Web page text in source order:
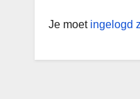
Je moet ingelogd